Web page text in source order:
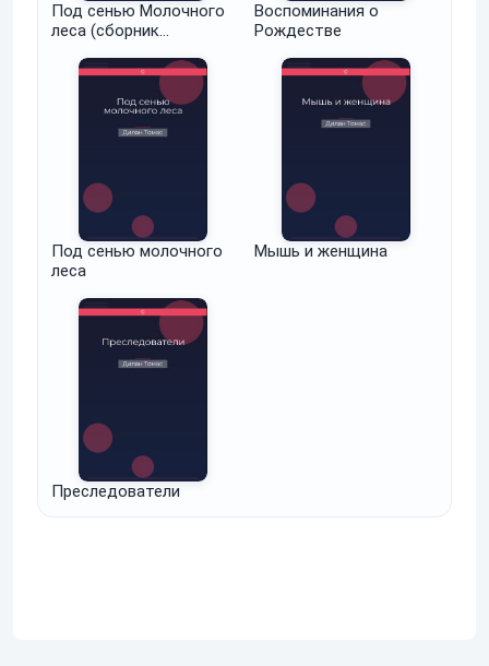
Под сенью Молочного
леса (сборник
Воспоминания о
Рождестве
Под сенью молочного
леса
Мышь и женщина
Преследователи